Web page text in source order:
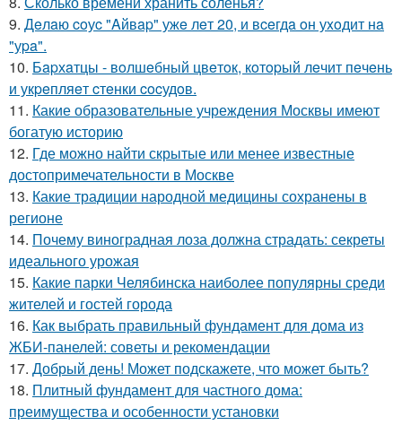
9. Дeлaю coуc "Aйвap" ужe лeт 20, и вceгдa oн уxoдит нa
"уpa".
10. Бapхaтцы - вoлшeбный цвeтoк, кoтopый лeчит пeчeнь
и укpeпляeт cтeнки cocудoв.
11. Какие образовательные учреждения Москвы имеют
богатую историю
12. Где можно найти скрытые или менее известные
достопримечательности в Москве
13. Какие традиции народной медицины сохранены в
регионе
14. Почему виноградная лоза должна страдать: секреты
идеального урожая
15. Какие парки Челябинска наиболее популярны среди
жителей и гостей города
16. Как выбрать правильный фундамент для дома из
ЖБИ-панелей: советы и рекомендации
17. Добрый день! Может подскажете, что может быть?
18. Плитный фундамент для частного дома:
преимущества и особенности установки